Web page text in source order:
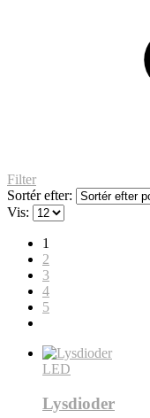
Filter
Sortér efter:
Vis:
1
2
3
4
5
LED
Lysdioder